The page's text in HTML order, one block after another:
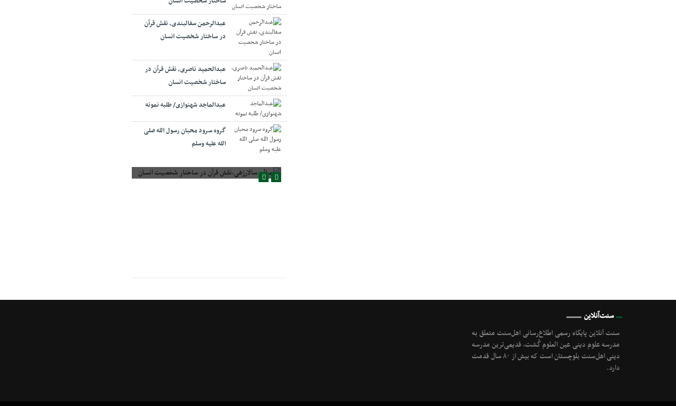
عبدالرحمن سفالبندی، نقش قرآن
در ساختار شخصیت انسان
عبدالحمید ناصری، نقش قرآن در
ساختار شخصیت انسان
عبدالماجد شهنوازی/ طلبه نمونه
گروه سرود محبان رسول الله صلی
الله علیه وسلم
صالح سالارزهی،‌نقش قرآن در ساختار شخصیت انسان
سنت‌آنلاین
سنت آنلاین پایگاه رسمی اطلاع‌رسانی اهل‌سنت متعلق به
مدرسه علوم دینی عین العلوم گُشت, قدیمی‌ترین مدرسه
دینی اهل‌سنت بلوچستان است که بیش از ۸۰ سال قدمت
دارد.